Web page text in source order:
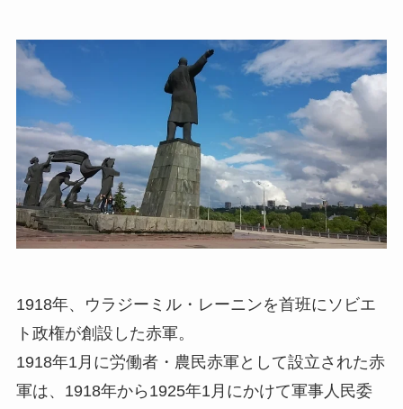
1918年、ウラジーミル・レーニンを首班にソビエ
ト政権が創設した赤軍。
1918年1月に労働者・農民赤軍として設立された赤
軍は、1918年から1925年1月にかけて軍事人民委